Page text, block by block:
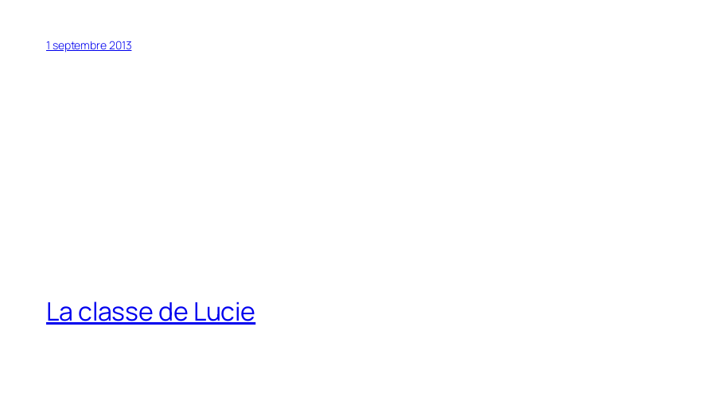
1 septembre 2013
La classe de Lucie